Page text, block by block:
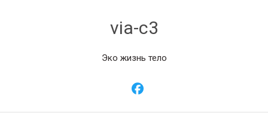
via-c3
Эко жизнь тело